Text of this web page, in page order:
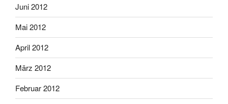
Juni 2012
Mai 2012
April 2012
März 2012
Februar 2012